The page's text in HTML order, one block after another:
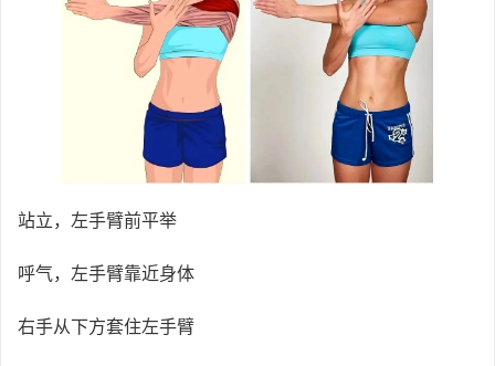
站立，左手臂前平举
呼气，左手臂靠近身体
右手从下方套住左手臂